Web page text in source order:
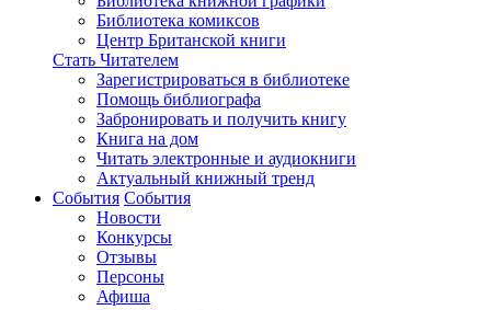
Библиотека комиксов
Центр Британской книги
Стать Читателем
Зарегистрироваться в библиотеке
Помощь библиографа
Забронировать и получить книгу
Книга на дом
Читать электронные и аудиокниги
Актуальный книжный тренд
События События
Новости
Конкурсы
Отзывы
Персоны
Афиша